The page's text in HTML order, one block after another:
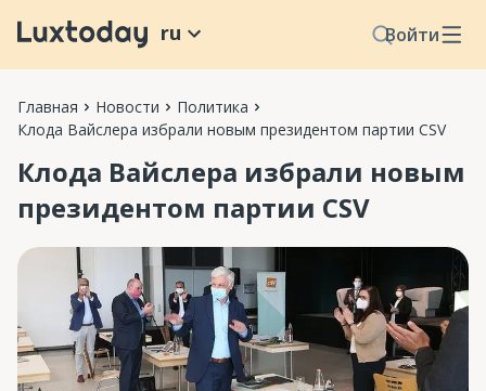
Войти
ru
Главная Новости
Политика
Клода Вайслера избрали новым президентом партии CSV
Клода Вайслера избрали новым
президентом партии CSV